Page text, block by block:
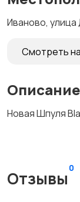
Иваново,
Смотреть
Описание
Новая Шпуля
Отзывы
0